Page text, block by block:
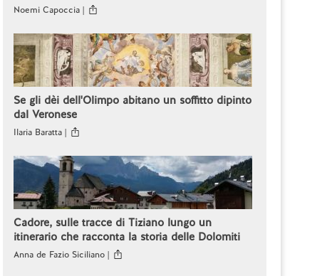
Noemi Capoccia |
Se gli dèi dell'Olimpo abitano un soffitto dipinto
dal Veronese
Ilaria Baratta |
Cadore, sulle tracce di Tiziano lungo un
itinerario che racconta la storia delle Dolomiti
Anna de Fazio Siciliano |